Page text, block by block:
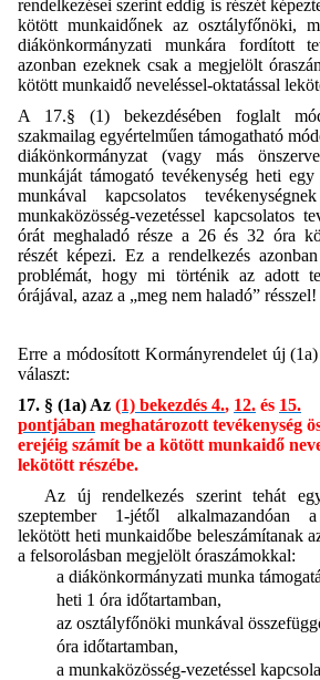
rendelkezései szerint eddig is részét
kötött munkaidőnek az osztályfőnöki,
diákönkormányzati munkára fordított
azonban ezeknek csak a megjelölt
kötött munkaidő neveléssel-oktatással
A 17.§ (1) bekezdésében foglalt
szakmailag egyértelműen támogatható
diákönkormányzat (vagy más
munkáját támogató tevékenység heti
munkával kapcsolatos
munkaközösség-vezetéssel kapcsolatos
órát meghaladó része a 26 és 32 óra
részét képezi. Ez a rendelkezés
problémát, hogy mi történik az adott
órájával, azaz a „meg nem haladó” résszel!
Erre a módosított Kormányrendelet új (1a)
választ:
17. § (1a) Az (1) bekezdés 4., 12. és 15.
pontjában meghatározott tevékenység
erejéig számít be a kötött munkaidő
lekötött részébe.
Az új rendelkezés szerint tehát
szeptember 1-jétől alkalmazandóan a
lekötött heti munkaidőbe beleszámítanak
a felsorolásban megjelölt óraszámokkal:
a diákönkormányzati munka
heti 1 óra időtartamban,
az osztályfőnöki munkával
óra időtartamban,
a munkaközösség-vezetéssel